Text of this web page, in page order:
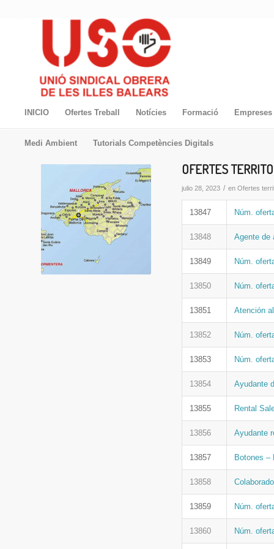
INICIO Ofertes Treball Notícies Formació
Medi Ambient Tutorials Competències Digitals
OFERTES
julio 28, 2023 / en Ofertes
13847 Núm.
13848 Agente de
13849 Núm.
13850 Núm.
13851 Atención
13852 Núm.
13853 Núm.
13854 Ayudante
13855 Rental
13856 Ayudante
13857 Botones –
13858
13859 Núm.
13860 Núm.